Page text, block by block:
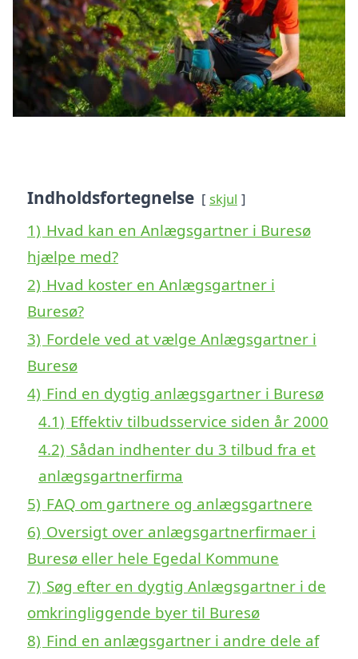
Indholdsfortegnelse skjul
1) Hvad kan en Anlægsgartner i Buresø
hjælpe med?
2) Hvad koster en Anlægsgartner i
Buresø?
3) Fordele ved at vælge Anlægsgartner i
Buresø
4) Find en dygtig anlægsgartner i Buresø
4.1) Effektiv tilbudsservice siden år 2000
4.2) Sådan indhenter du 3 tilbud fra et
anlægsgartnerfirma
5) FAQ om gartnere og anlægsgartnere
6) Oversigt over anlægsgartnerfirmaer i
Buresø eller hele Egedal Kommune
7) Søg efter en dygtig Anlægsgartner i de
omkringliggende byer til Buresø
8) Find en anlægsgartner i andre dele af